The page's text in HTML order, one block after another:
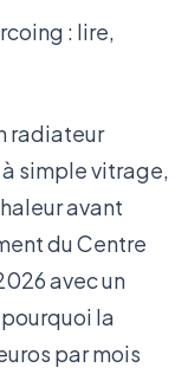
: lire,
radiateur
simple vitrage,
avant
du Centre
avec un
la
par mois